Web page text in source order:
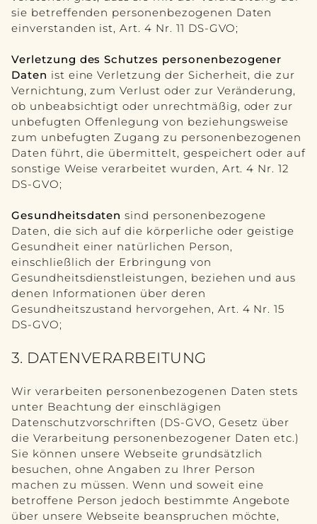
sie betreffenden personenbezogenen Daten
einverstanden ist, Art. 4 Nr. 11 DS-GVO;
Verletzung des Schutzes personenbezogener
Daten ist eine Verletzung der Sicherheit, die zur
Vernichtung, zum Verlust oder zur Veränderung,
ob unbeabsichtigt oder unrechtmäßig, oder zur
unbefugten Offenlegung von beziehungsweise
zum unbefugten Zugang zu personenbezogenen
Daten führt, die übermittelt, gespeichert oder auf
sonstige Weise verarbeitet wurden, Art. 4 Nr. 12
DS-GVO;
Gesundheitsdatensind personenbezogene
Daten, die sich auf die körperliche oder geistige
Gesundheit einer natürlichen Person,
einschließlich der Erbringung von
Gesundheitsdienstleistungen, beziehen und aus
denen Informationen über deren
Gesundheitszustand hervorgehen, Art. 4 Nr. 15
DS-GVO;
3. DATENVERARBEITUNG
Wir verarbeiten personenbezogenen Daten stets
unter Beachtung der einschlägigen
Datenschutzvorschriften (DS-GVO, Gesetz über
die Verarbeitung personenbezogener Daten etc.)
Sie können unsere Webseite grundsätzlich
besuchen, ohne Angaben zu Ihrer Person
machen zu müssen. Wenn und soweit eine
betroffene Person jedoch bestimmte Angebote
über unsere Webseite beanspruchen möchte,